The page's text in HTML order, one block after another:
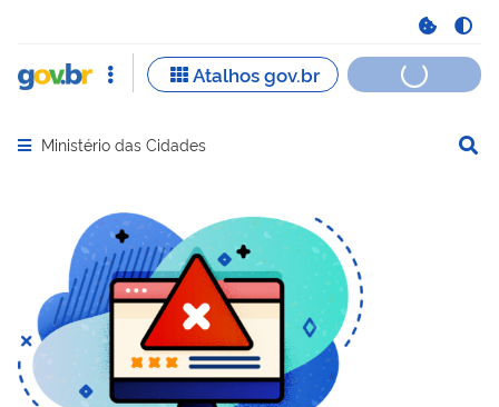
Abrir menu principal de navegação
Ministério das Cidades